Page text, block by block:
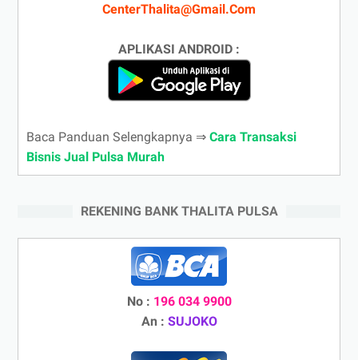
CenterThalita@Gmail.Com
APLIKASI ANDROID :
Baca Panduan Selengkapnya ⇒ Cara Transaksi
Bisnis Jual Pulsa Murah
REKENING BANK THALITA PULSA
No : 196 034 9900
An : SUJOKO